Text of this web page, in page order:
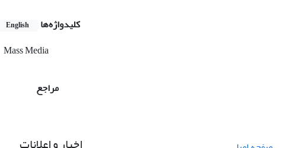
کلیدواژه‌ها English
Mass Media
مراجع